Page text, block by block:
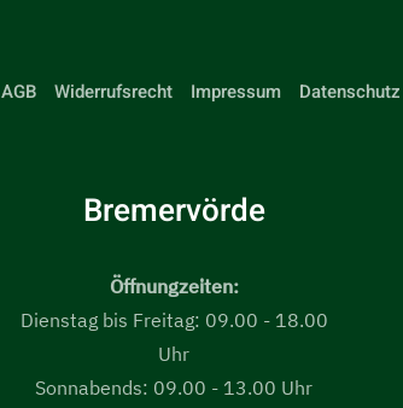
AGB Widerrufsrecht Impressum Datenschutz
Bremervörde
Öffnungzeiten:
Dienstag bis Freitag: 09.00 - 18.00
Uhr
Sonnabends: 09.00 - 13.00 Uhr